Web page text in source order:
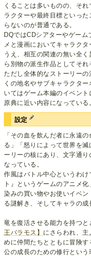
くることは多いものの、そ
ラクターや最終目標といっ
らないのが普通である。
DQではCDシアターやゲー
メと漫画においてキャラク
うえ、相互の関連の無い全
ら別物の派生作品としてそ
ただし全体的なストーリー
くの地名やサブキャラクタ
いてはゲーム本編のイベン
原典に近い内容になっている
設定
「その血を飲んだ者に永遠
る」「怒りによって世界を滅
ーリーの核にあり、文字通
なっている。
作風はバトル中心というわ
ト』というゲームのアニメ
染みの買い物やお使いイベ
る謎解き、そしてキャラの成
竜を復活させる能力を持つと
王バラモス】 にさらわれ、主
めに仲間たちとともに冒険
公の成長のための修行とい